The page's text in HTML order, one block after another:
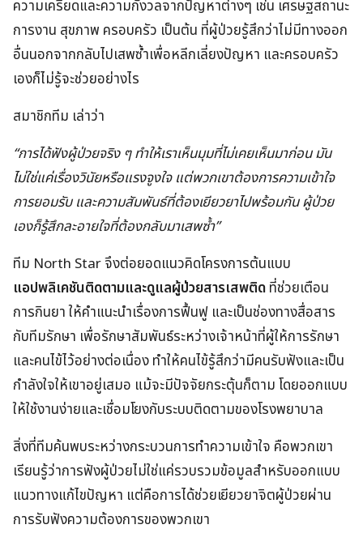
ความเครียดและความกังวลจากปัญหาต่างๆ เช่น เศรษฐสถานะ
การงาน สุขภาพ ครอบครัว เป็นต้น ที่ผู้ป่วยรู้สึกว่าไม่มีทางออก
อื่นนอกจากกลับไปเสพซ้ำเพื่อหลีกเลี่ยงปัญหา และครอบครัว
เองก็ไม่รู้จะช่วยอย่างไร
สมาชิกทีม เล่าว่า
“การได้ฟังผู้ป่วยจริง ๆ ทำให้เราเห็นมุมที่ไม่เคยเห็นมาก่อน มัน
ไม่ใช่แค่เรื่องวินัยหรือแรงจูงใจ แต่พวกเขาต้องการความเข้าใจ
การยอมรับ และความสัมพันธ์ที่ต้องเยียวยาไปพร้อมกัน ผู้ป่วย
เองก็รู้สึกละอายใจที่ต้องกลับมาเสพซ้ำ”
ทีม North Star จึงต่อยอดแนวคิดโครงการต้นแบบ
แอปพลิเคชันติดตามและดูแลผู้ป่วยสารเสพติดที่ช่วยเตือน
การกินยา ให้คำแนะนำเรื่องการฟื้นฟู และเป็นช่องทางสื่อสาร
กับทีมรักษา เพื่อรักษาสัมพันธ์ระหว่างเจ้าหน้าที่ผู้ให้การรักษา
และคนไข้ไว้อย่างต่อเนื่อง ทำให้คนไข้รู้สึกว่ามีคนรับฟังและเป็น
กำลังใจให้เขาอยู่เสมอ แม้จะมีปัจจัยกระตุ้นก็ตาม โดยออกแบบ
ให้ใช้งานง่ายและเชื่อมโยงกับระบบติดตามของโรงพยาบาล
สิ่งที่ทีมค้นพบระหว่างกระบวนการทำความเข้าใจ คือพวกเขา
เรียนรู้ว่าการฟังผู้ป่วยไม่ใช่แค่รวบรวมข้อมูลสำหรับออกแบบ
แนวทางแก้ไขปัญหา แต่คือการได้ช่วยเยียวยาจิตผู้ป่วยผ่าน
การรับฟังความต้องการของพวกเขา